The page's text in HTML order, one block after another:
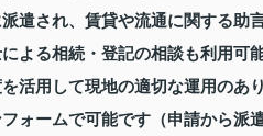
遣され、賃貸や流通に関する助
よる相続・登記の相談も利用可
活用して現地の適切な運用のあ
ォームで可能です（申請から派